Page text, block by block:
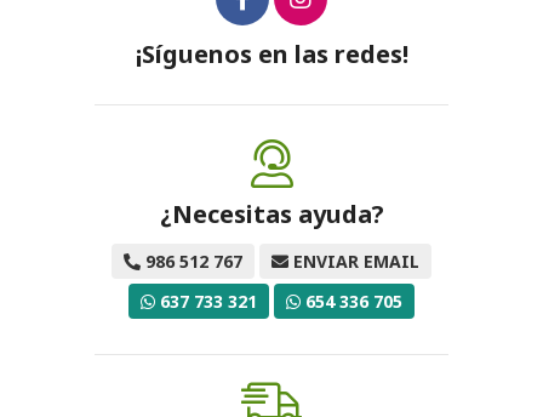
¡Síguenos en las redes!
¿Necesitas ayuda?
986 512 767
ENVIAR EMAIL
637 733 321
654 336 705